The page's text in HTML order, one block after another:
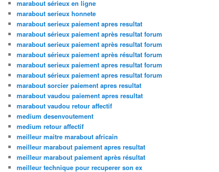
marabout sérieux en ligne
marabout serieux honnete
marabout serieux paiement apres resultat
marabout sérieux paiement après resultat forum
marabout serieux paiement après resultat forum
marabout sérieux paiement après résultat forum
marabout serieux paiement apres resultat forum
marabout sérieux paiement apres resultat forum
marabout sorcier paiement apres resultat
marabout vaudou paiement apres resultat
marabout vaudou retour affectif
medium desenvoutement
medium retour affectif
meilleur maitre marabout africain
meilleur marabout paiement apres resultat
meilleur marabout paiement après résultat
meilleur technique pour recuperer son ex